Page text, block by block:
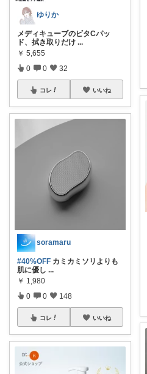
ゆりか
メディキューブのビタCパッ
ド、拭き取りだけ ...
￥ 5,655
0 0 32
コレ いいね
soramaru
#40%OFF カミカミソリよりも
肌に優し ...
￥ 1,980
0 0 148
コレ いいね